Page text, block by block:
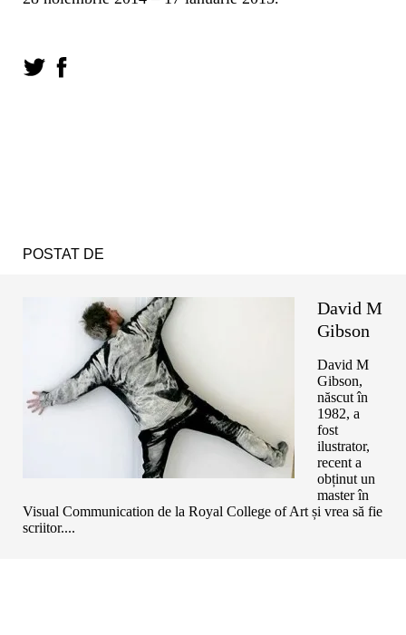
POSTAT DE
David M
Gibson
David M
Gibson,
născut în
1982, a
fost
ilustrator,
recent a
obținut un
master în
Visual Communication de la Royal College of Art și vrea să fie
scriitor....